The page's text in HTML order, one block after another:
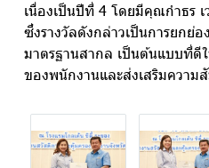
เนื่องเป็นปีที่ 4 โดยมีคุณกำธร
ซึ่งรางวัลดังกล่าวเป็นการยกย่
มาตรฐานสากล เป็นต้นแบบที่
ของพนักงานและส่งเสริมควา